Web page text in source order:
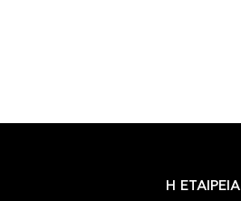
Η ΕΤΑΙΡΕΙΑ